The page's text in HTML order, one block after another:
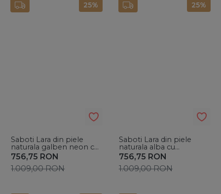
25%
Saboti Lara din piele
naturala galben neon cu
accesoriu auriu
756,75 RON
1.009,00RON
25%
Saboti Lara din piele
naturala alba cu
accesoriu auriu
756,75 RON
1.009,00RON